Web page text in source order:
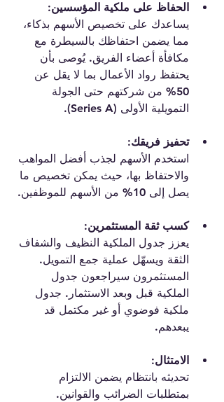
الحفاظ على ملكية المؤسسين:
يساعدك على تخصيص الأسهم بذكاء،
مما يضمن احتفاظك بالسيطرة مع
مكافأة أعضاء الفريق. يُوصى بأن
يحتفظ رواد الأعمال بما لا يقل عن
50% من شركتهم حتى الجولة
التمويلية الأولى (Series A).
تحفيز فريقك:
استخدم الأسهم لجذب أفضل المواهب
والاحتفاظ بها، حيث يمكن تخصيص ما
يصل إلى 10% من الأسهم للموظفين.
كسب ثقة المستثمرين:
يعزز جدول الملكية النظيف والشفاف
الثقة ويسهّل عملية جمع التمويل.
المستثمرون سيراجعون جدول
الملكية قبل وبعد الاستثمار. جدول
ملكية فوضوي أو غير مكتمل قد
يبعدهم.
الامتثال:
تحديثه بانتظام يضمن الالتزام
بمتطلبات الضرائب والقوانين.